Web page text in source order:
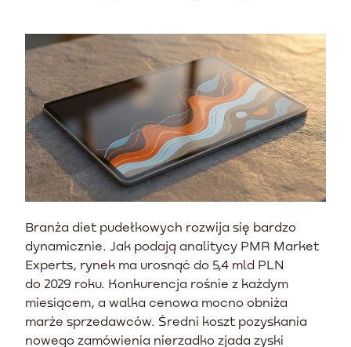
Branża diet pudełkowych rozwija się bardzo
dynamicznie. Jak podają analitycy PMR Market
Experts, rynek ma urosnąć do 5,4 mld PLN
do 2029 roku. Konkurencja rośnie z każdym
miesiącem, a walka cenowa mocno obniża
marże sprzedawców. Średni koszt pozyskania
nowego zamówienia nierzadko zjada zyski